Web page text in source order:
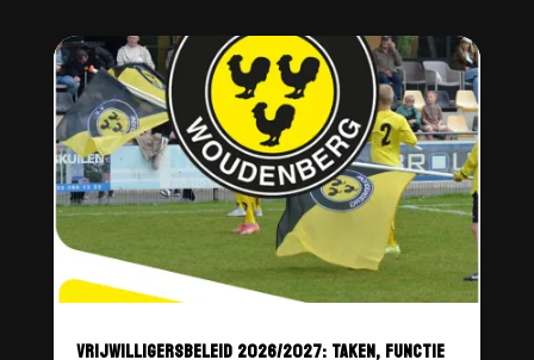
VRIJWILLIGERSBELEID 2026/2027: TAKEN, FUNCTIE